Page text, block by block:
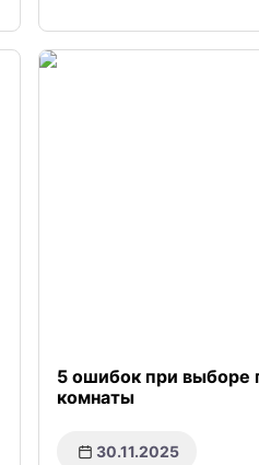
5 ошибок при выборе
комнаты
30.11.2025